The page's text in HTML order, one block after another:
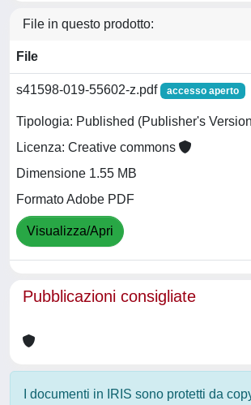
File in questo prodotto:
File
s41598-019-55602-z.pdf accesso aperto
Tipologia: Published (Publisher's
Licenza: Creative commons
Dimensione 1.55 MB
Formato Adobe PDF
Visualizza/Apri
Pubblicazioni consigliate
I documenti in IRIS sono protetti da